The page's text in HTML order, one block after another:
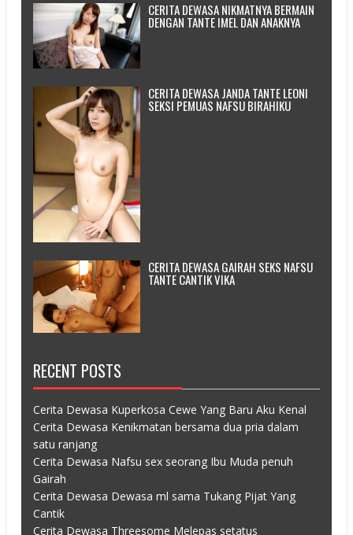
CERITA DEWASA NIKMATNYA BERMAIN
DENGAN TANTE IMEL DAN ANAKNYA
CERITA DEWASA JANDA TANTE LEONI
SEKSI PEMUAS NAFSU BIRAHIKU
CERITA DEWASA GAIRAH SEKS NAFSU
TANTE CANTIK VIKA
RECENT POSTS
Cerita Dewasa Kuperkosa Cewe Yang Baru Aku Kenal
Cerita Dewasa Kenikmatan bersama dua pria dalam
satu ranjang
Cerita Dewasa Nafsu sex seorang Ibu Muda penuh
Gairah
Cerita Dewasa Dewasa ml sama Tukang Pijat Yang
Cantik
Cerita Dewasa Threesome Melepas setatus